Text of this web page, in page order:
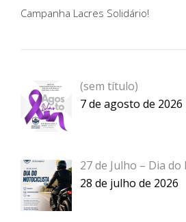
Campanha Lacres Solidário!
(sem título)
965
7 de agosto de 2026
27 de Julho – Dia
28 de julho de 2026